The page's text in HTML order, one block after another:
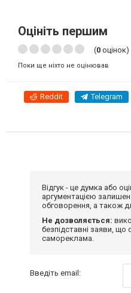
Оцініть першим
(0 оцінок)
Поки ще ніхто не оцінював
Reddit Telegram
Відгук - це думка або
аргументацією
обговорення, а також
Не дозволяється:
безпідставні заяви, що
самореклама.
Введіть email: